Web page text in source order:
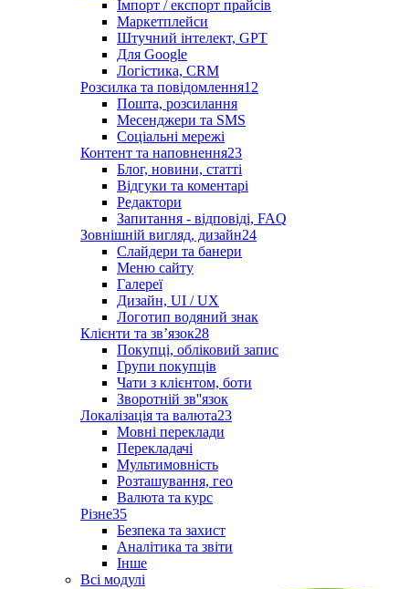
Імпорт / експорт прайсів
Маркетплейси
Штучний інтелект, GPT
Для Google
Логістика, CRM
Розсилка та повідомлення12
Пошта, розсилання
Месенджери та SMS
Соціальні мережі
Контент та наповнення23
Блог, новини, статті
Відгуки та коментарі
Редактори
Запитання - відповіді, FAQ
Зовнішній вигляд, дизайн24
Слайдери та банери
Меню сайту
Галереї
Дизайн, UI / UX
Логотип водяний знак
Клієнти та звʼязок28
Покупці, обліковий запис
Групи покупців
Чати з клієнтом, боти
Зворотній зв''язок
Локалізація та валюта23
Мовні переклади
Перекладачі
Мультимовність
Розташування, гео
Валюта та курс
Різне35
Безпека та захист
Аналітика та звіти
Інше
Всі модулі